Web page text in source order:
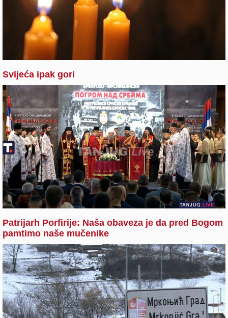
Svijeća ipak gori
Patrijarh Porfirije: Naša obaveza je da pred Bogom
pamtimo naše mučenike